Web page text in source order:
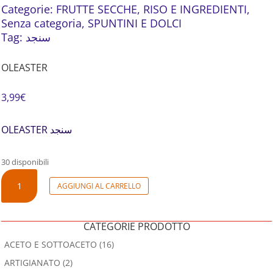
Categorie: FRUTTE SECCHE, RISO E INGREDIENTI,
Senza categoria, SPUNTINI E DOLCI
Tag: سنجد
OLEASTER
3,99€
OLEASTER سنجد
30 disponibili
OLEASTER
QUANTITÀ
AGGIUNGI AL CARRELLO
CATEGORIE PRODOTTO
ACETO E SOTTOACETO (16)
ARTIGIANATO (2)